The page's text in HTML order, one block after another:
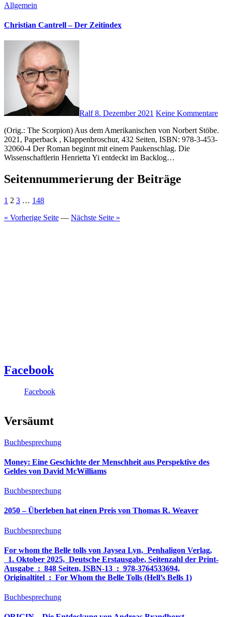
Allgemein
Christian Cantrell – Der Zeitindex
Ralf8. Dezember 2021 Keine Kommentare
(Orig.: The Scorpion) Aus dem Amerikanischen von Norbert Stöbe.
2021, Paperback , Klappenbroschur, 432 Seiten, ISBN: 978-3-453-
32060-4 Der Roman beginnt mit einem Paukenschlag. Die
Wissenschaftlerin Henrietta Yi entdeckt im Backlog…
Seitennummerierung der Beiträge
1 2 3 … 148
« Vorherige Seite — Nächste Seite »
Facebook
Facebook
Versäumt
Buchbesprechung
Money: Eine Geschichte der Menschheit aus Perspektive des
Geldes von David McWilliams
Buchbesprechung
2050 – Überleben hat einen Preis von Thomas R. Weaver
Buchbesprechung
For whom the Belle tolls von Jaysea Lyn, ‎ Penhaligon Verlag,
‎ 1. Oktober 2025, ‎ Deutsche Erstausgabe, Seitenzahl der Print-
Ausgabe ‏ : ‎ 848 Seiten, ISBN-13 ‏ : ‎ 978-3764533694,
Originaltitel ‏ : ‎ For Whom the Belle Tolls (Hell’s Bells 1)
Buchbesprechung